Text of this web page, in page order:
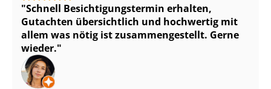
Schnell Be­sich­ti­gungs­ter­min erhalten,
Gutachten übersichtlich und hochwertig mit
allem was nötig ist zu­sam­men­ge­stellt. Gerne
wieder.